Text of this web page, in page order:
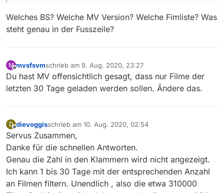
Welches BS? Welche MV Version? Welche Fimliste? Was
steht genau in der Fusszeile?
M
Offline
mvsfsvmschrieb am 9. Aug. 2020, 23:27
zuletzt editiert von
Du hast MV offensichtlich gesagt, dass nur Filme der
letzten 30 Tage geladen werden sollen. Ändere das.
D dievoggisschrieb am 10. Aug. 2020, 02:54
zuletzt editiert von
Servus Zusammen,
Danke für die schnellen Antworten.
Genau die Zahl in den Klammern wird nicht angezeigt.
Ich kann 1 bis 30 Tage mit der entsprechenden Anzahl
an Filmen filtern. Unendlich , also die etwa 310000